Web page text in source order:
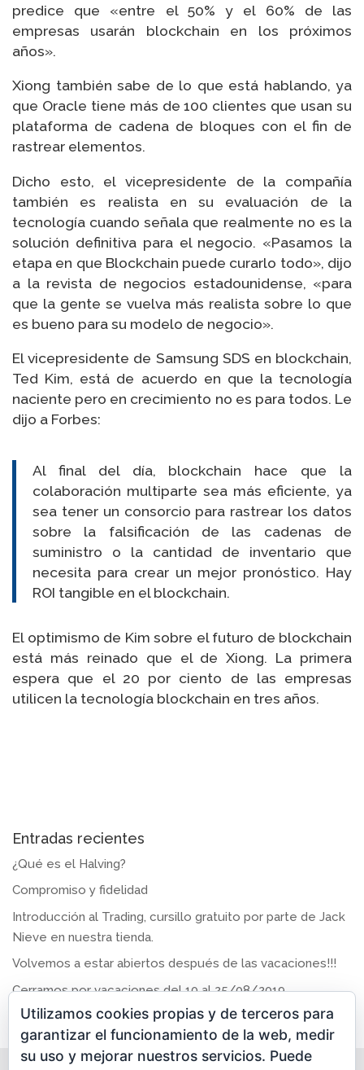
predice que «entre el 50% y el 60% de las
empresas usarán blockchain en los próximos
años».
Xiong también sabe de lo que está hablando, ya
que Oracle tiene más de 100 clientes que usan su
plataforma de cadena de bloques con el fin de
rastrear elementos.
Dicho esto, el vicepresidente de la compañía
también es realista en su evaluación de la
tecnología cuando señala que realmente no es la
solución definitiva para el negocio. «Pasamos la
etapa en que Blockchain puede curarlo todo», dijo
a la revista de negocios estadounidense, «para
que la gente se vuelva más realista sobre lo que
es bueno para su modelo de negocio».
El vicepresidente de Samsung SDS en blockchain,
Ted Kim, está de acuerdo en que la tecnología
naciente pero en crecimiento no es para todos. Le
dijo a Forbes:
Al final del día, blockchain hace que la
colaboración multiparte sea más eficiente, ya
sea tener un consorcio para rastrear los datos
sobre la falsificación de las cadenas de
suministro o la cantidad de inventario que
necesita para crear un mejor pronóstico. Hay
ROI tangible en el blockchain.
El optimismo de Kim sobre el futuro de blockchain
está más reinado que el de Xiong. La primera
espera que el 20 por ciento de las empresas
utilicen la tecnología blockchain en tres años.
Entradas recientes
¿Qué es el Halving?
Compromiso y fidelidad
Introducción al Trading, cursillo gratuito por parte de Jack
Nieve en nuestra tienda.
Volvemos a estar abiertos después de las vacaciones!!!
Cerramos por vacaciones del 10 al 25/08/2019
Utilizamos cookies propias y de terceros para
garantizar el funcionamiento de la web, medir
su uso y mejorar nuestros servicios. Puede